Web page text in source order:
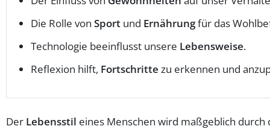
Die Rolle von Sport und Ernährungfür das
Technologie beeinflusst unsere Lebensweise.
Reflexion hilft, Fortschritte zu erkennen und
Der Lebensstil eines Menschen wird maßgeblich